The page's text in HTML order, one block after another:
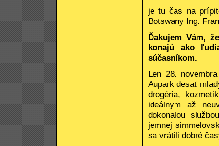
je tu čas na
Botswany Ing.
Ďakujem Vám,
konajú ako
súčasníkom.
Len 28.
Aupark desať
drogéria,
ideálnym až
dokonalou
jemnej
sa vrátili dobré